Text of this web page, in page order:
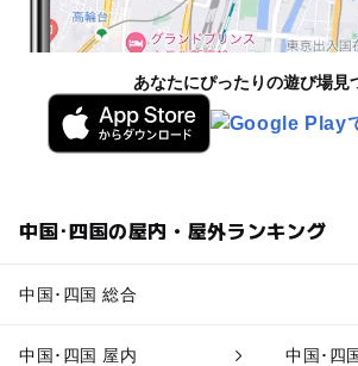
あなたにぴったりの遊び場見
中国･四国の屋内・屋外ランキング
中国･四国 総合
中国･四国 屋内 中国･四